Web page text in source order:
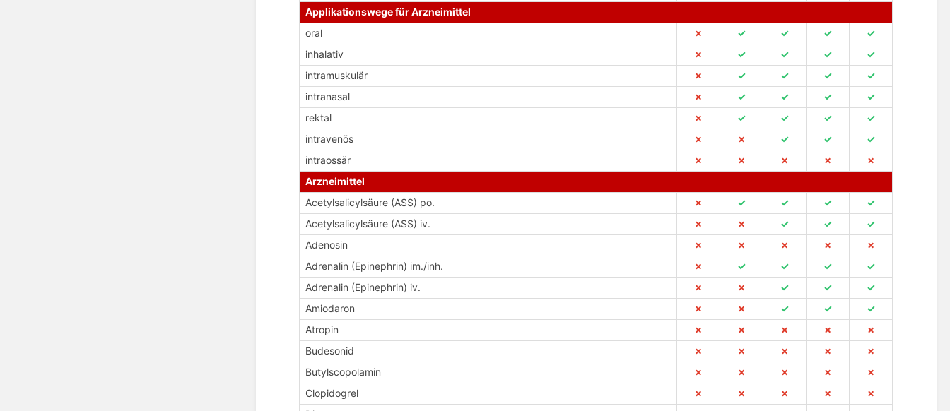
Applikationswege für Arzneimittel
oral
✗ ✓ ✓ ✓
✓
inhalativ
✗ ✓ ✓ ✓
✓
intramuskulär
✗ ✓ ✓ ✓
✓
intranasal
✗ ✓ ✓ ✓
✓
rektal
✗ ✓ ✓ ✓
✓
intravenös
✗ ✗ ✓ ✓
✓
intraossär
✗ ✗ ✗ ✗
✗
Arzneimittel
Acetylsalicylsäure (ASS) po.
✗ ✓ ✓ ✓
✓
Acetylsalicylsäure (ASS) iv.
✗ ✗ ✓ ✓
✓
Adenosin
✗ ✗ ✗ ✗
✗
Adrenalin (Epinephrin) im./inh.
✗ ✓ ✓ ✓
✓
Adrenalin (Epinephrin) iv.
✗ ✗ ✓ ✓
✓
Amiodaron
✗ ✗ ✓ ✓
✓
Atropin
✗ ✗ ✗ ✗
✗
Budesonid
✗ ✗ ✗ ✗
✗
Butylscopolamin
✗ ✗ ✗ ✗
✗
Clopidogrel
✗ ✗ ✗ ✗
✗